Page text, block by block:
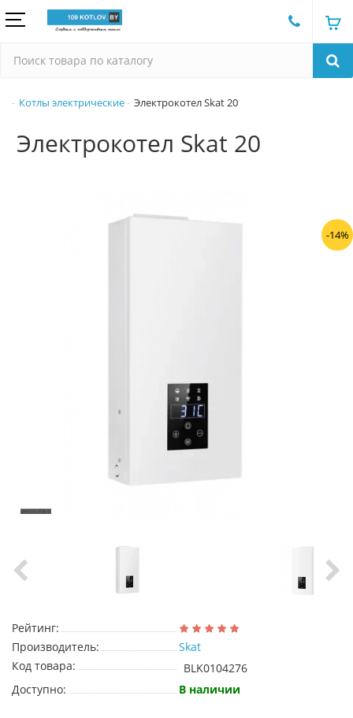
Котлы электрические Электрокотел Skat 20
Электрокотел Skat 20
-14%
Рейтинг:
Производитель:
Skat
Код товара:
BLK0104276
Доступно:
В наличии